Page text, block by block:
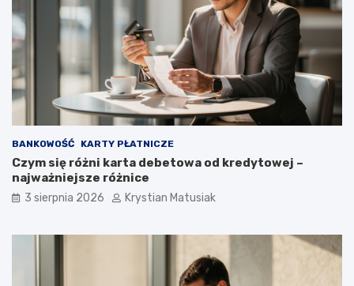
BANKOWOŚĆ KARTY PŁATNICZE
Czym się różni karta debetowa od kredytowej –
najważniejsze różnice
3 sierpnia 2026 Krystian Matusiak